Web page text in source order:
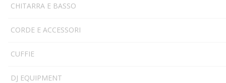
CHITARRA E BASSO
CORDE E ACCESSORI
CUFFIE
DJ EQUIPMENT